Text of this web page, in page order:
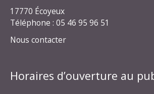
17770 Écoyeux
Téléphone : 05 46 95 96 51
Nous contacter
Horaires d’ouverture au